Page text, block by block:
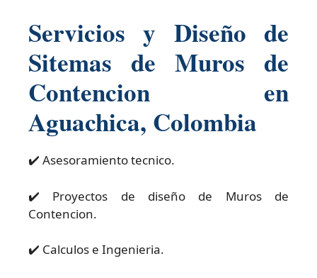
Servicios y Diseño de
Sitemas de Muros de
Contencion en
Aguachica, Colombia
✔️ Asesoramiento tecnico.
✔️ Proyectos de diseño de Muros de
Contencion.
✔️ Calculos e Ingenieria.